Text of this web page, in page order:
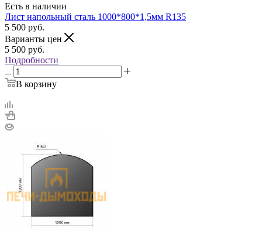
Есть в наличии
Лист напольный сталь 1000*800*1,5мм R135
5 500 руб.
Варианты цен
5 500 руб.
Подробности
В корзину